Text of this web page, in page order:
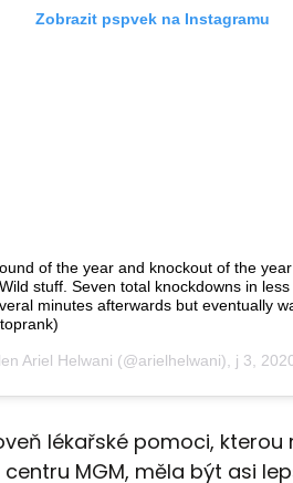
Zobrazit pspvek na Instagramu
of the year and knockout of the
stuff. Seven total knockdowns in
minutes afterwards but eventually
Ariel Helwani (@arielhelwani), j 3,
lékařské pomoci,
MGM, měla být asi